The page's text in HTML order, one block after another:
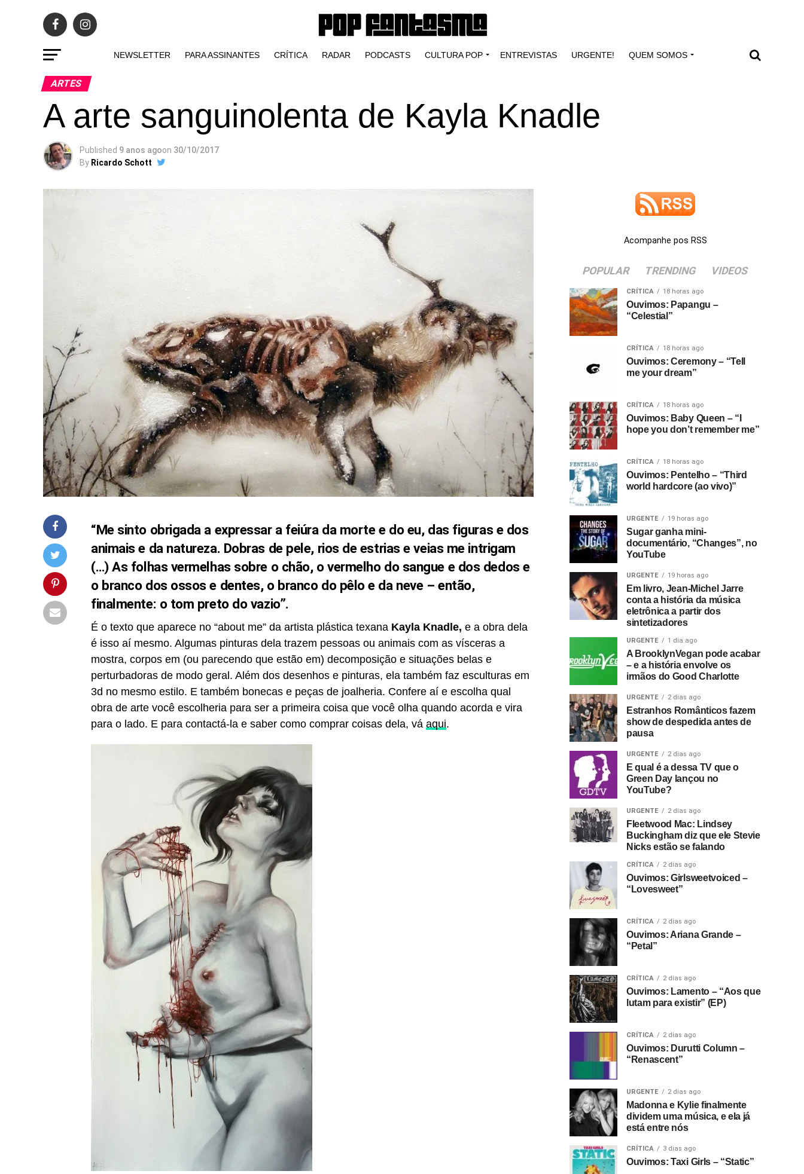
NEWSLETTER PARA ASSINANTES CRÍTICA RADAR PODCASTS CULTURA POP ENTREVISTAS URGENTE! QUEM SOMOS
ARTES
A arte sanguinolenta de Kayla Knadle
Published 9 anos agoon 30/10/2017
By Ricardo Schott
“Me sinto obrigada a expressar a feiúra da morte e do eu, das figuras e dos
animais e da natureza. Dobras de pele, rios de estrias e veias me intrigam
(…) As folhas vermelhas sobre o chão, o vermelho do sangue e dos dedos e
o branco dos ossos e dentes, o branco do pêlo e da neve – então,
finalmente: o tom preto do vazio”.
É o texto que aparece no “about me” da artista plástica texana Kayla Knadle, e a obra dela
é isso aí mesmo. Algumas pinturas dela trazem pessoas ou animais com as vísceras a
mostra, corpos em (ou parecendo que estão em) decomposição e situações belas e
perturbadoras de modo geral. Além dos desenhos e pinturas, ela também faz esculturas em
3d no mesmo estilo. E também bonecas e peças de joalheria. Confere aí e escolha qual
obra de arte você escolheria para ser a primeira coisa que você olha quando acorda e vira
para o lado. E para contactá-la e saber como comprar coisas dela, vá aqui.
Acompanhe pos RSS
POPULAR TRENDING VIDEOS
CRÍTICA 18 horas ago
Ouvimos: Papangu –
“Celestial”
CRÍTICA 18 horas ago
Ouvimos: Ceremony – “Tell
me your dream”
CRÍTICA 18 horas ago
Ouvimos: Baby Queen – “I
hope you don’t remember me”
CRÍTICA 18 horas ago
Ouvimos: Pentelho – “Third
world hardcore (ao vivo)”
URGENTE 19 horas ago
Sugar ganha mini-
documentário, “Changes”, no
YouTube
URGENTE 19 horas ago
Em livro, Jean-Michel Jarre
conta a história da música
eletrônica a partir dos
sintetizadores
URGENTE 1 dia ago
A BrooklynVegan pode acabar
– e a história envolve os
irmãos do Good Charlotte
URGENTE 2 dias ago
Estranhos Românticos fazem
show de despedida antes de
pausa
URGENTE 2 dias ago
E qual é a dessa TV que o
Green Day lançou no
YouTube?
URGENTE 2 dias ago
Fleetwood Mac: Lindsey
Buckingham diz que ele Stevie
Nicks estão se falando
CRÍTICA 2 dias ago
Ouvimos: Girlsweetvoiced –
“Lovesweet”
CRÍTICA 2 dias ago
Ouvimos: Ariana Grande –
“Petal”
CRÍTICA 2 dias ago
Ouvimos: Lamento – “Aos que
lutam para existir” (EP)
CRÍTICA 2 dias ago
Ouvimos: Durutti Column –
“Renascent”
URGENTE 2 dias ago
Madonna e Kylie finalmente
dividem uma música, e ela já
está entre nós
CRÍTICA 3 dias ago
Ouvimos: Taxi Girls – “Static”